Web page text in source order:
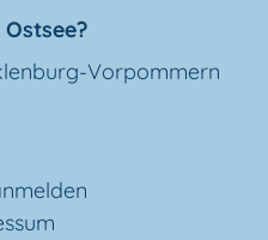
Vorpommern